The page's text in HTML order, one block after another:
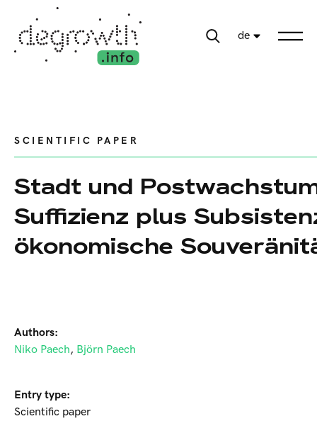
de
SCIENTIFIC PAPER
Stadt und
Suffizienz plus
ökonomische
Authors:
Niko Paech, Björn Paech
Entry type:
Scientific paper